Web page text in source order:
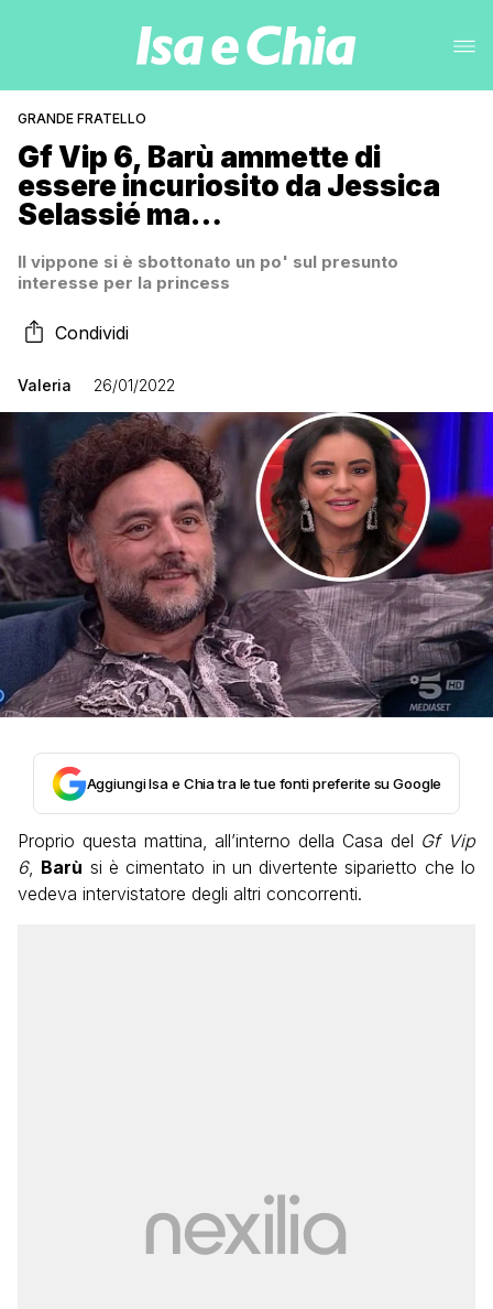
GRANDE FRATELLO
Gf Vip 6, Barù ammette di
essere incuriosito da Jessica
Selassié ma…
Il vippone si è sbottonato un po' sul presunto
interesse per la princess
Condividi
Valeria 26/01/2022
Aggiungi Isa e Chia tra le tue fonti preferite su Google
Proprio questa mattina, all’interno della Casa del Gf Vip
6, Barù si è cimentato in un divertente siparietto che lo
vedeva intervistatore degli altri concorrenti.